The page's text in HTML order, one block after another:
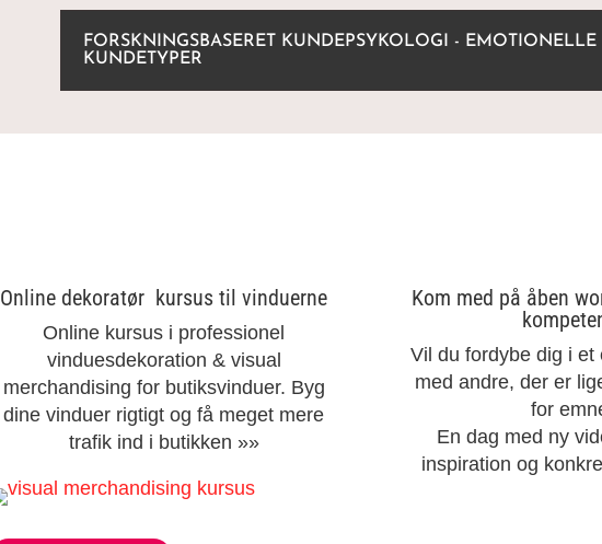
FORSKNINGSBASERET KUNDEPSYKOLOGI - EMOTIONELLE
KUNDETYPER
Online dekoratør kursus til vinduerne
Online kursus i professionel
vinduesdekoration & visual
merchandising for butiksvinduer. Byg
dine vinduer rigtigt og få meget mere
trafik ind i butikken »»
Kom med på åben
Vil du fordybe dig i et
med andre, der er
for
En dag med ny
inspiration og